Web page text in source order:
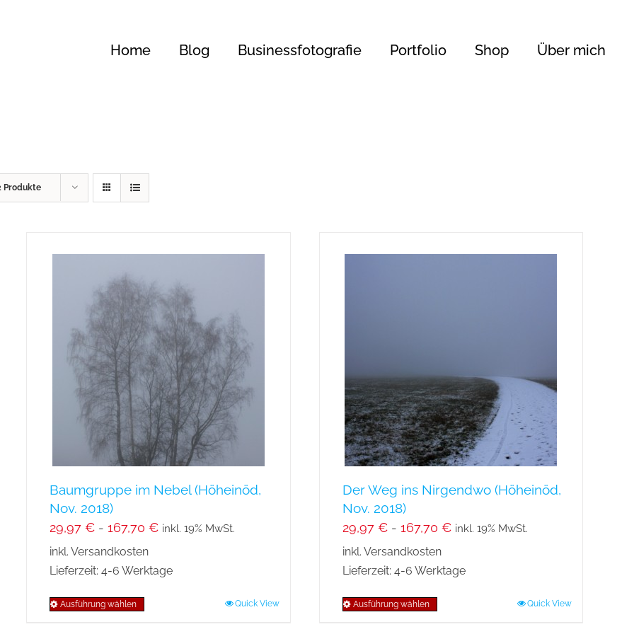
Home Blog Businessfotografie Portfolio Shop Über mich
Produkte
Baumgruppe im Nebel (Höheinöd,
Nov. 2018)
29,97€ -167,70€ inkl. 19% MwSt.
inkl. Versandkosten
Lieferzeit:4-6 Werktage
Ausführung wählen Quick View
Der Weg ins Nirgendwo (Höheinöd,
Nov. 2018)
29,97 €- 167,70 € inkl. 19% MwSt.
inkl. Versandkosten
Lieferzeit: 4-6 Werktage
Ausführung wählen Quick View